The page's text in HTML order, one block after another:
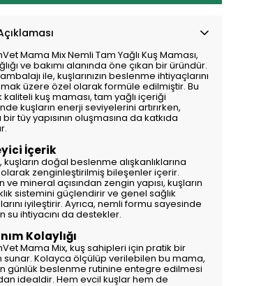
Mama Mix Nemli Tam Yağlı Kuş Maması,
ve bakımı alanında öne çıkan bir üründür.
ambalajı ile, kuşlarınızın beslenme ihtiyaçlarını
üzere özel olarak formüle edilmiştir. Bu
kaliteli kuş maması, tam yağlı içeriği
kuşların enerji seviyelerini artırırken,
bir tüy yapısının oluşmasına da katkıda
İçerik
kuşların doğal beslenme alışkanlıklarına
zenginleştirilmiş bileşenler içerir.
ve mineral açısından zengin yapısı, kuşların
sistemini güçlendirir ve genel sağlık
iyileştirir. Ayrıca, nemli formu sayesinde
su ihtiyacını da destekler.
Kolaylığı
Mama Mix, kuş sahipleri için pratik bir
sunar. Kolayca ölçülüp verilebilen bu mama,
günlük beslenme rutinine entegre edilmesi
idealdir. Hem evcil kuşlar hem de